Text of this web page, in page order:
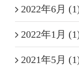
2022年6月
2022年1月
2021年5月